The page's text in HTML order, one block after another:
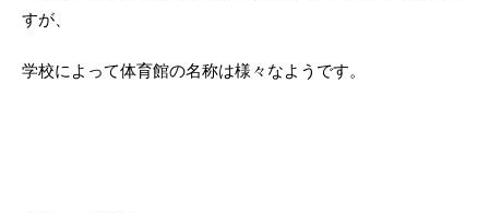
すが、
学校によって体育館の名称は様々なようです。